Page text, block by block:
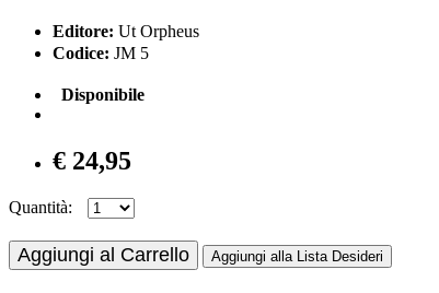
Editore: Ut Orpheus
Codice: JM 5
Disponibile
€ 24,95
Quantità:
Aggiungi al Carrello Aggiungi alla Lista Desideri